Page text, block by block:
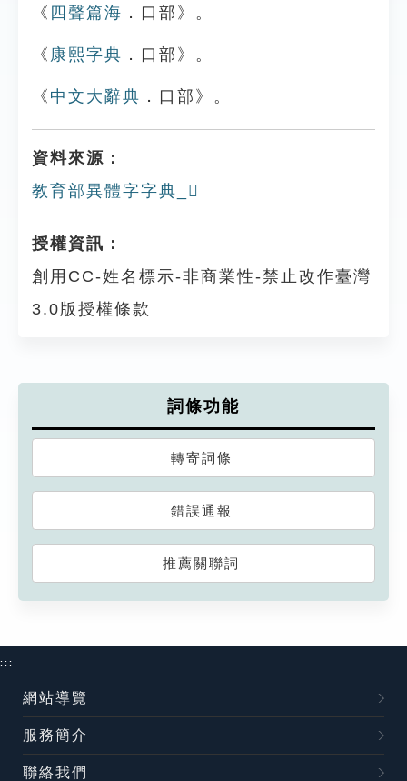
《 四聲篇海 ．口部》。
《 康熙字典 ．口部》。
《 中文大辭典 ．口部》。
資料來源：
教育部異體字字典_𡄘
授權資訊：
創用CC-姓名標示-非商業性-禁止改作臺灣
3.0版授權條款
詞條功能
轉寄詞條
錯誤通報
推薦關聯詞
:::
網站導覽
服務簡介
聯絡我們